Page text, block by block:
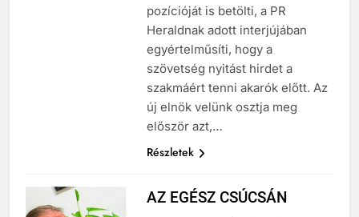
Hill+Knowlton ügyvezetői
pozícióját is betölti, a PR
Heraldnak adott interjújában
egyértelműsíti, hogy a
szövetség nyitást hirdet a
szakmáért tenni akarók előtt. Az
új elnök velünk osztja meg